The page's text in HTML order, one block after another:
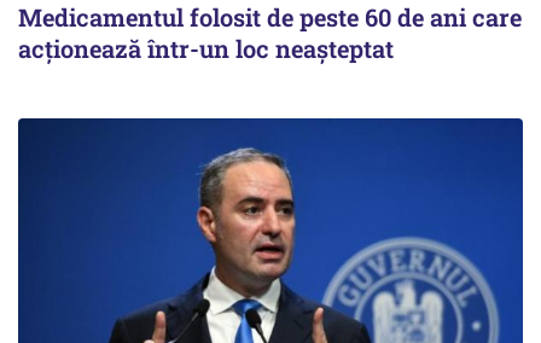
Medicamentul folosit de peste 60 de ani care
acționează într-un loc neașteptat